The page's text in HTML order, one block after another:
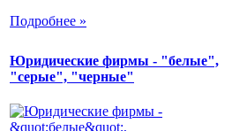
Подробнее »
Юридические фирмы - "белые",
"серые", "черные"